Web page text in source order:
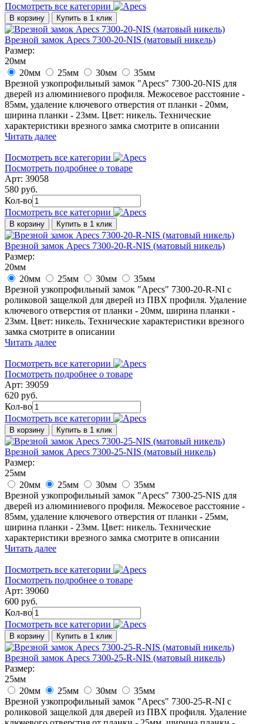
Посмотреть все категории
В корзину Купить в 1 клик
Врезной замок Apecs 7300-20-NIS (матовый никель)
Размер:
20мм
20мм
25мм 30мм
35мм
Врезной узкопрофильный замок "Apecs" 7300-20-NIS для
дверей из алюминиевого профиля. Межосевое расстояние -
85мм, удаление ключевого отверстия от планки - 20мм,
ширина планки - 23мм. Цвет: никель. Технические
характеристики врезного замка смотрите в описании
Читать далее
Посмотреть все категории
Посмотреть подробнее о товаре
Арт: 39058
580 руб.
Кол-во
Посмотреть все категории
В корзину Купить в 1 клик
Врезной замок Apecs 7300-20-R-NIS (матовый никель)
Размер:
20мм
20мм
25мм 30мм
35мм
Врезной узкопрофильный замок "Apecs" 7300-20-R-NI с
роликовой защелкой для дверей из ПВХ профиля. Удаление
ключевого отверстия от планки - 20мм, ширина планки -
23мм. Цвет: никель. Технические характеристики врезного
замка смотрите в описании
Читать далее
Посмотреть все категории
Посмотреть подробнее о товаре
Арт: 39059
620 руб.
Кол-во
Посмотреть все категории
В корзину Купить в 1 клик
Врезной замок Apecs 7300-25-NIS (матовый никель)
Размер:
25мм
20мм
25мм 30мм
35мм
Врезной узкопрофильный замок "Apecs" 7300-25-NIS для
дверей из алюминиевого профиля. Межосевое расстояние -
85мм, удаление ключевого отверстия от планки - 25мм,
ширина планки - 23мм. Цвет: никель. Технические
характеристики врезного замка смотрите в описании
Читать далее
Посмотреть все категории
Посмотреть подробнее о товаре
Арт: 39060
600 руб.
Кол-во
Посмотреть все категории
В корзину Купить в 1 клик
Врезной замок Apecs 7300-25-R-NIS (матовый никель)
Размер:
25мм
20мм
25мм 30мм
35мм
Врезной узкопрофильный замок "Apecs" 7300-25-R-NI с
роликовой защелкой для дверей из ПВХ профиля. Удаление